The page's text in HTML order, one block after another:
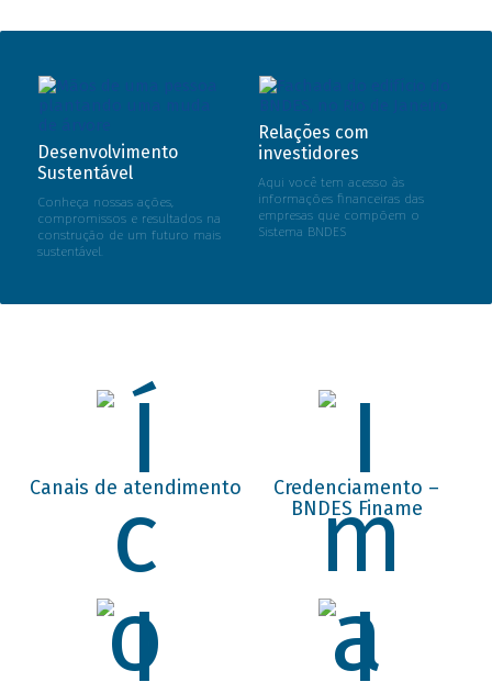
Desenvolvimento
Sustentável
Conheça nossas ações,
compromissos e resultados na
construção de um futuro mais
sustentável.
Relações com
investidores
Aqui você tem acesso às
informações financeiras das
empresas que compõem o
Sistema BNDES
Canais de atendimento
Credenciamento –
BNDES Finame